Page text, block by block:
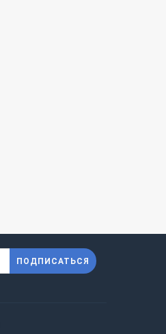
ПОДПИСАТЬСЯ